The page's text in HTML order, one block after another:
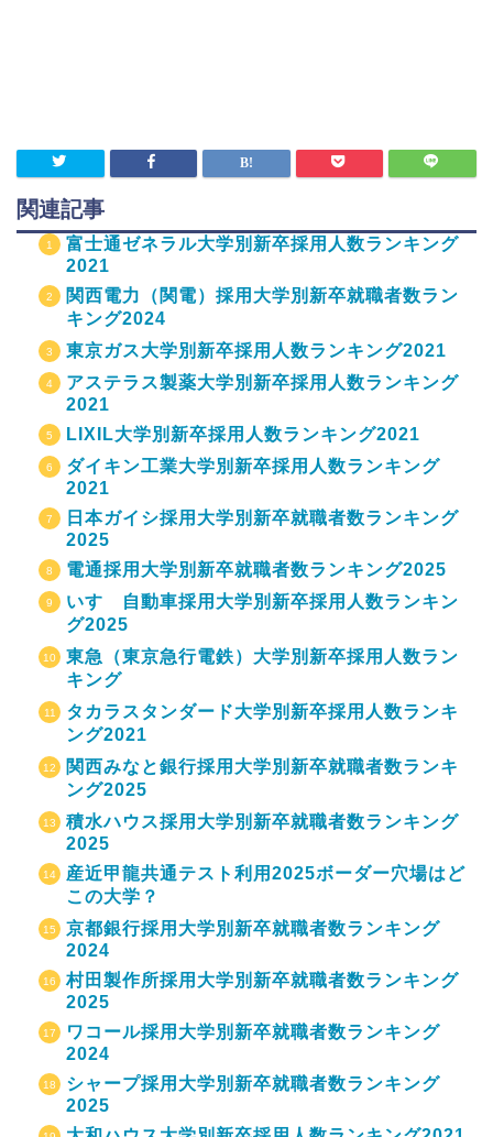
関連記事
富士通ゼネラル大学別新卒採用人数ランキング
2021
関西電力（関電）採用大学別新卒就職者数ラン
キング2024
東京ガス大学別新卒採用人数ランキング2021
アステラス製薬大学別新卒採用人数ランキング
2021
LIXIL大学別新卒採用人数ランキング2021
ダイキン工業大学別新卒採用人数ランキング
2021
日本ガイシ採用大学別新卒就職者数ランキング
2025
電通採用大学別新卒就職者数ランキング2025
いすゞ自動車採用大学別新卒採用人数ランキン
グ2025
東急（東京急行電鉄）大学別新卒採用人数ラン
キング
タカラスタンダード大学別新卒採用人数ランキ
ング2021
関西みなと銀行採用大学別新卒就職者数ランキ
ング2025
積水ハウス採用大学別新卒就職者数ランキング
2025
産近甲龍共通テスト利用2025ボーダー穴場はど
この大学？
京都銀行採用大学別新卒就職者数ランキング
2024
村田製作所採用大学別新卒就職者数ランキング
2025
ワコール採用大学別新卒就職者数ランキング
2024
シャープ採用大学別新卒就職者数ランキング
2025